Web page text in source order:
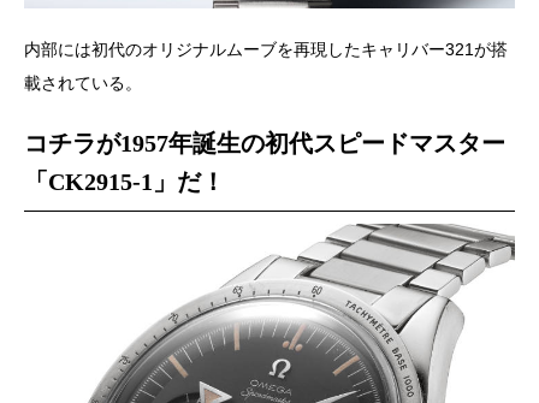
内部には初代のオリジナルムーブを再現したキャリバー321が搭
載されている。
コチラが1957年誕生の初代スピードマスター
「CK2915-1」だ！